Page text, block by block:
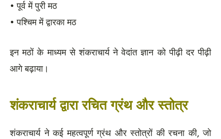
• पूर्व में पुरी मठ
• पश्चिम में द्वारका मठ
इन मठों के माध्यम से शंकराचार्य ने वेदांत ज्ञान को पीढ़ी दर पीढ़ी
आगे बढ़ाया।
शंकराचार्य द्वारा रचित ग्रंथ और स्तोत्र
शंकराचार्य ने कई महत्वपूर्ण ग्रंथ और स्तोत्रों की रचना की, जो